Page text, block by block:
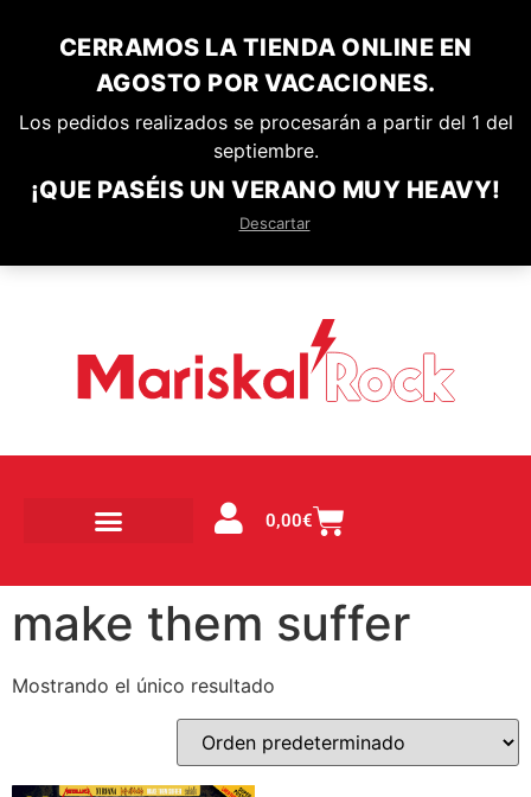
CERRAMOS LA TIENDA ONLINE EN
AGOSTO POR VACACIONES.
Los pedidos realizados se procesarán a partir del 1 del
septiembre.
¡QUE PASÉIS UN VERANO MUY HEAVY!
Descartar
0,00€
make them suffer
Mostrando el único resultado